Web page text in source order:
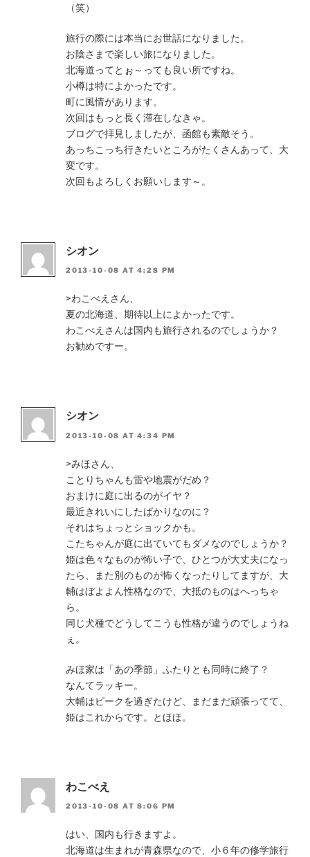
（笑）
旅行の際には本当にお世話になりました。
お陰さまで楽しい旅になりました。
北海道ってとぉ～っても良い所ですね。
小樽は特によかったです。
町に風情があります。
次回はもっと長く滞在しなきゃ。
ブログで拝見しましたが、函館も素敵そう。
あっちこっち行きたいところがたくさんあって、大
変です。
次回もよろしくお願いします～。
シオン
2013-10-08 AT 4:28 PM
>わこべえさん、
夏の北海道、期待以上によかったです。
わこべえさんは国内も旅行されるのでしょうか？
お勧めですー。
シオン
2013-10-08 AT 4:34 PM
>みほさん、
ことりちゃんも雷や地震がだめ？
おまけに庭に出るのがイヤ？
最近きれいにしたばかりなのに？
それはちょっとショックかも。
こたちゃんが庭に出ていてもダメなのでしょうか？
姫は色々なものが怖い子で、ひとつが大丈夫になっ
たら、また別のものが怖くなったりしてますが、大
輔はぼよよん性格なので、大抵のものはへっちゃ
ら。
同じ犬種でどうしてこうも性格が違うのでしょうね
ぇ。
みほ家は「あの季節」ふたりとも同時に終了？
なんてラッキー。
大輔はピークを過ぎたけど、まだまだ頑張ってて、
姫はこれからです。とほほ。
わこべえ
2013-10-08 AT 8:06 PM
はい、国内も行きますよ。
北海道は生まれが青森県なので、小６年の修学旅行